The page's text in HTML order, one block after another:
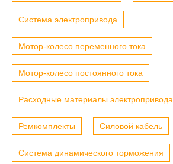
Система электропривода
Мотор-колесо переменного тока
Мотор-колесо постоянного тока
Расходные материалы электропривода
Ремкомплекты Силовой кабель
Система динамического торможения